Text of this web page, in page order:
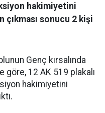
hakimiyetini
sonucu 2 kişi
Genç kırsalında
göre, 12 AK 519 plakalı
hakimiyetini